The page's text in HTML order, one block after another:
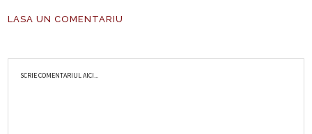
LASA UN COMENTARIU